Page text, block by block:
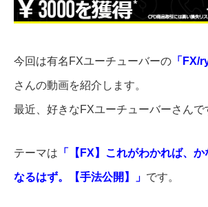
今回は有名FXユーチューバーの 「FX/
さんの動画を紹介します。
最近、好きなFXユーチューバーさんで
テーマは 「【FX】これがわかれば、
なるはず。【手法公開】」 です。